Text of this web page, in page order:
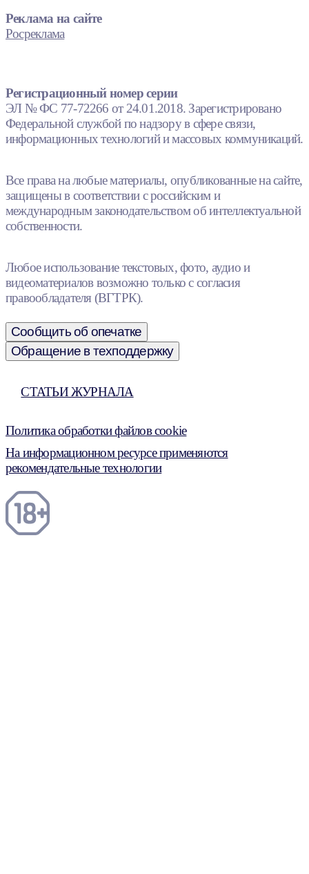
Реклама на сайте
Росреклама
Регистрационный номер серии
ЭЛ № ФС 77-72266 от 24.01.2018. Зарегистрировано
Федеральной службой по надзору в сфере связи,
информационных технологий и массовых коммуникаций.
Все права на любые материалы, опубликованные на сайте,
защищены в соответствии с российским и
международным законодательством об интеллектуальной
собственности.
Любое использование текстовых, фото, аудио и
видеоматериалов возможно только с согласия
правообладателя (ВГТРК).
Сообщить об опечатке
Обращение в техподдержку
СТАТЬИ ЖУРНАЛА
Политика обработки файлов cookie
На информационном ресурсе применяются
рекомендательные технологии